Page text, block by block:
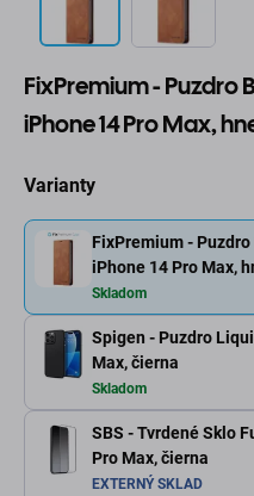
FixPremium - Puzdro
iPhone 14 Pro Max,
Varianty
Spigen - Puzdro
Max, čierna
Skladom
SBS - Tvrdené Sklo
Pro Max, čierna
EXTERNÝ SKLAD
FixPremium -
iPhone 14 Pro Max,
Skladom